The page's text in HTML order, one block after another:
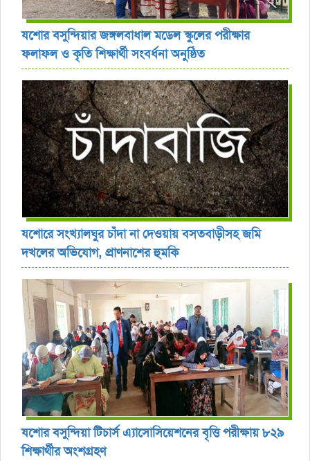
যশোর বসুন্দিয়ার জঙ্গলবাধাল মডেল স্কুলের পরীক্ষার
ফলাফল ও কৃতি শিক্ষার্থী সংবর্ধনা অনুষ্ঠিত
যশোরে সংখ্যালঘুর চাঁদা না দেওয়ায় বসতবাড়ীসহ জমি
দখলের অভিযোগ, প্রাণনাশের হুমকি
যশোর বসুন্দিয়া টিচার্স এ্যাসোসিয়েশনের বৃত্তি পরীক্ষায় ৮২৯
শিক্ষার্থীর অংশগ্রহণ